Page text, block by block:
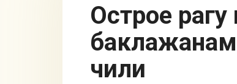
Острое рагу из говядина с
чили